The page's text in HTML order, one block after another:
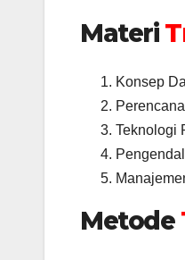
Materi
Konsep
Teknologi
Metode